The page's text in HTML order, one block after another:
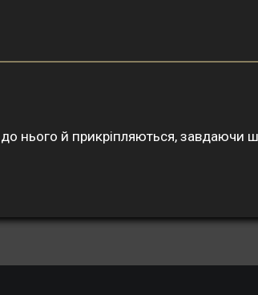
до нього й прикріпляються,